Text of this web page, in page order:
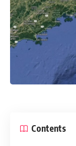
Contents